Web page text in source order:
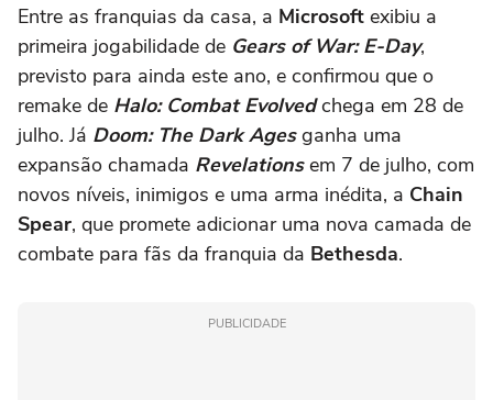
Entre as franquias da casa, a Microsoft exibiu a
primeira jogabilidade de Gears of War: E-Day,
previsto para ainda este ano, e confirmou que o
remake de Halo: Combat Evolvedchega em 28 de
julho. Já Doom: The Dark Agesganha uma
expansão chamada Revelationsem 7 de julho, com
novos níveis, inimigos e uma arma inédita, a Chain
Spear, que promete adicionar uma nova camada de
combate para fãs da franquia da Bethesda.
PUBLICIDADE